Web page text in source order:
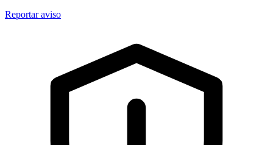
Reportar aviso